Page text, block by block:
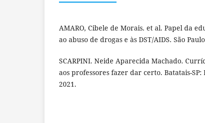
AMARO, Cibele de Morais. et al. Papel da
ao abuso de drogas e às DST/AIDS. São
SCARPINI. Neide Aparecida Machado.
aos professores fazer dar certo. Batatais-
2021.